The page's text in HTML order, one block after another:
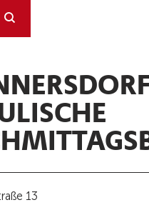
SUCHE
13